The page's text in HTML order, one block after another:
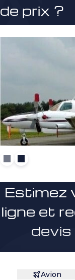
de prix ?
Estimez
ligne et
devis